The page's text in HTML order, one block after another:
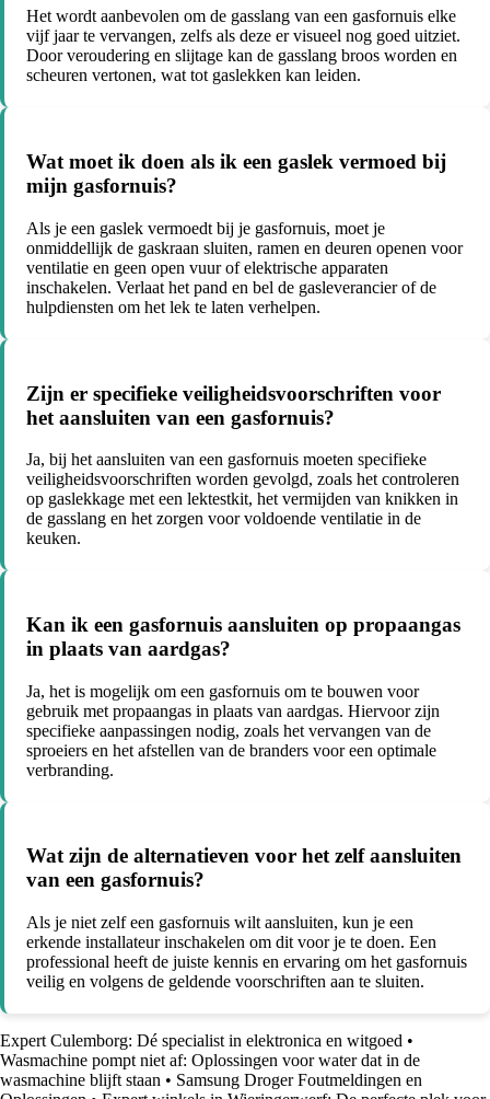
Het wordt aanbevolen om de gasslang van een gasfornuis elke
vijf jaar te vervangen, zelfs als deze er visueel nog goed uitziet.
Door veroudering en slijtage kan de gasslang broos worden en
scheuren vertonen, wat tot gaslekken kan leiden.
Wat moet ik doen als ik een gaslek vermoed bij
mijn gasfornuis?
Als je een gaslek vermoedt bij je gasfornuis, moet je
onmiddellijk de gaskraan sluiten, ramen en deuren openen voor
ventilatie en geen open vuur of elektrische apparaten
inschakelen. Verlaat het pand en bel de gasleverancier of de
hulpdiensten om het lek te laten verhelpen.
Zijn er specifieke veiligheidsvoorschriften voor
het aansluiten van een gasfornuis?
Ja, bij het aansluiten van een gasfornuis moeten specifieke
veiligheidsvoorschriften worden gevolgd, zoals het controleren
op gaslekkage met een lektestkit, het vermijden van knikken in
de gasslang en het zorgen voor voldoende ventilatie in de
keuken.
Kan ik een gasfornuis aansluiten op propaangas
in plaats van aardgas?
Ja, het is mogelijk om een gasfornuis om te bouwen voor
gebruik met propaangas in plaats van aardgas. Hiervoor zijn
specifieke aanpassingen nodig, zoals het vervangen van de
sproeiers en het afstellen van de branders voor een optimale
verbranding.
Wat zijn de alternatieven voor het zelf aansluiten
van een gasfornuis?
Als je niet zelf een gasfornuis wilt aansluiten, kun je een
erkende installateur inschakelen om dit voor je te doen. Een
professional heeft de juiste kennis en ervaring om het gasfornuis
veilig en volgens de geldende voorschriften aan te sluiten.
Expert Culemborg: Dé specialist in elektronica en witgoed •
Wasmachine pompt niet af: Oplossingen voor water dat in de
wasmachine blijft staan • Samsung Droger Foutmeldingen en